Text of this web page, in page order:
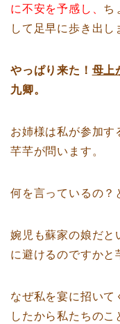
に不安を予感し、 ち
して足早に歩き出し
やっぱり来た！ 母上
九卿。
お姉様は私が参加す
芊芊が問います。
何を言っているの？
婉児も蘇家の娘だと
に避けるのですかと
なぜ私を宴に招いて
したから私たちのこ